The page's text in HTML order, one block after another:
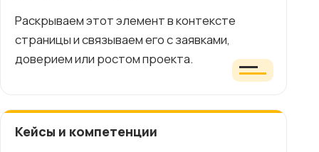
Раскрываем этот элемент в контексте
страницы и связываем его с заявками,
доверием или ростом проекта.
Кейсы и компетенции